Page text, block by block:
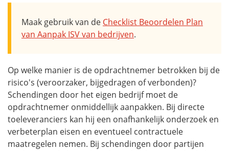
Maak gebruik van de Checklist Beoordelen Plan
van Aanpak ISV van bedrijven.
Op welke manier is de opdrachtnemer betrokken bij de
risico's (veroorzaker, bijgedragen of verbonden)?
Schendingen door het eigen bedrijf moet de
opdrachtnemer onmiddellijk aanpakken. Bij directe
toeleveranciers kan hij een onafhankelijk onderzoek en
verbeterplan eisen en eventueel contractuele
maatregelen nemen. Bij schendingen door partijen